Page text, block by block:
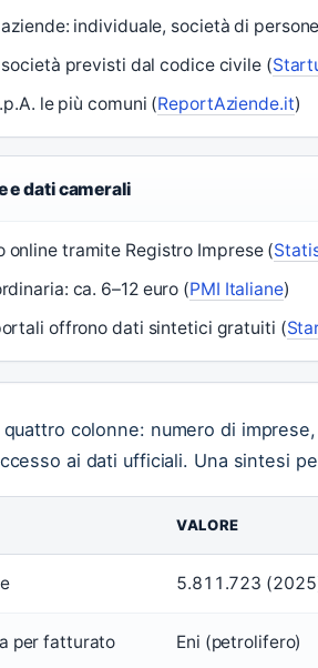
individuale, società di
previsti dal codice civile (
le più comuni (ReportAziende.it)
e dati camerali
online tramite Registro Imprese (
ca. 6–12 euro (PMI Italiane)
offrono dati sintetici gratuiti (
colonne: numero di
ai dati ufficiali. Una sintesi
VALORE
5.811.723
per fatturato Eni (petrolifero)